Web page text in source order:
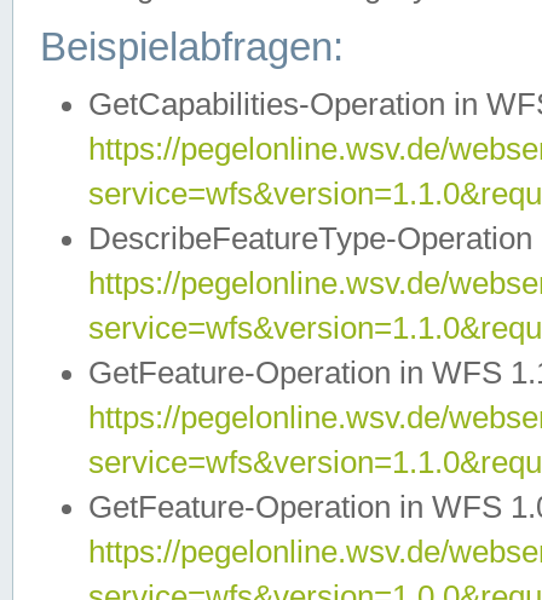
Beispielabfragen:
GetCapabilities-Operation in
https://pegelonline.wsv.de/
DescribeFeatureType-
https://pegelonline.wsv.de/
GetFeature-Operation in WFS
https://pegelonline.wsv.de/
GetFeature-Operation in WFS
https://pegelonline.wsv.de/